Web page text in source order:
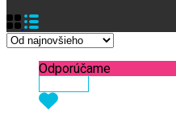
Odporúčame